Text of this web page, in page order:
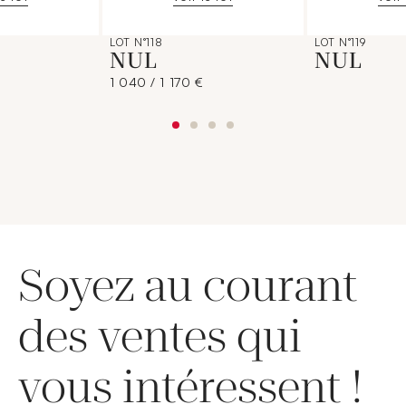
LOT N°118
NUL
1 040 / 1 170 €
LOT N°119
NUL
Soyez au courant
des ventes qui
vous intéressent !